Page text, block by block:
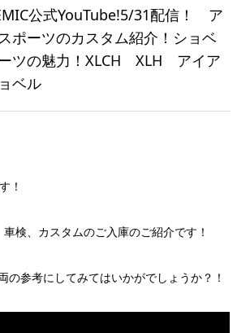
公式YouTube!5/31配信！ ア
ポーツのカスタム紹介！ショベ
ツの魅力！XLCH XLH アイア
ベル
！
検、カスタムのご入庫のご紹介です！
の参考にしてみてはいかがでしょうか？！